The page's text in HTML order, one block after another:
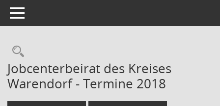
Toggle navigation
Rechercheauswahl
Jobcenterbeirat des Kreises
Warendorf - Termine 2018